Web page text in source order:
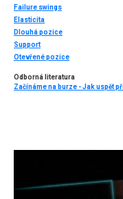
Failure swings
Elasticita
Dlouhá pozice
Support
Otevřené pozice
Odborná literatura